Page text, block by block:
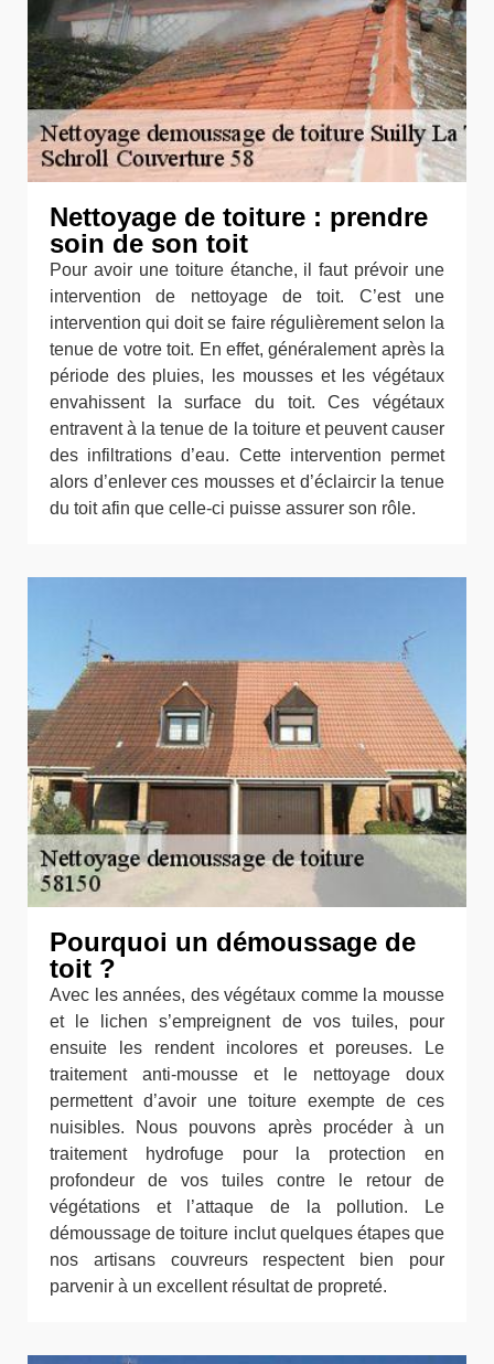
Nettoyage de toiture : prendre
soin de son toit
Pour avoir une toiture étanche, il faut prévoir une
intervention de nettoyage de toit. C’est une
intervention qui doit se faire régulièrement selon la
tenue de votre toit. En effet, généralement après la
période des pluies, les mousses et les végétaux
envahissent la surface du toit. Ces végétaux
entravent à la tenue de la toiture et peuvent causer
des infiltrations d’eau. Cette intervention permet
alors d’enlever ces mousses et d’éclaircir la tenue
du toit afin que celle-ci puisse assurer son rôle.
Pourquoi un démoussage de
toit ?
Avec les années, des végétaux comme la mousse
et le lichen s’empreignent de vos tuiles, pour
ensuite les rendent incolores et poreuses. Le
traitement anti-mousse et le nettoyage doux
permettent d’avoir une toiture exempte de ces
nuisibles. Nous pouvons après procéder à un
traitement hydrofuge pour la protection en
profondeur de vos tuiles contre le retour de
végétations et l’attaque de la pollution. Le
démoussage de toiture inclut quelques étapes que
nos artisans couvreurs respectent bien pour
parvenir à un excellent résultat de propreté.